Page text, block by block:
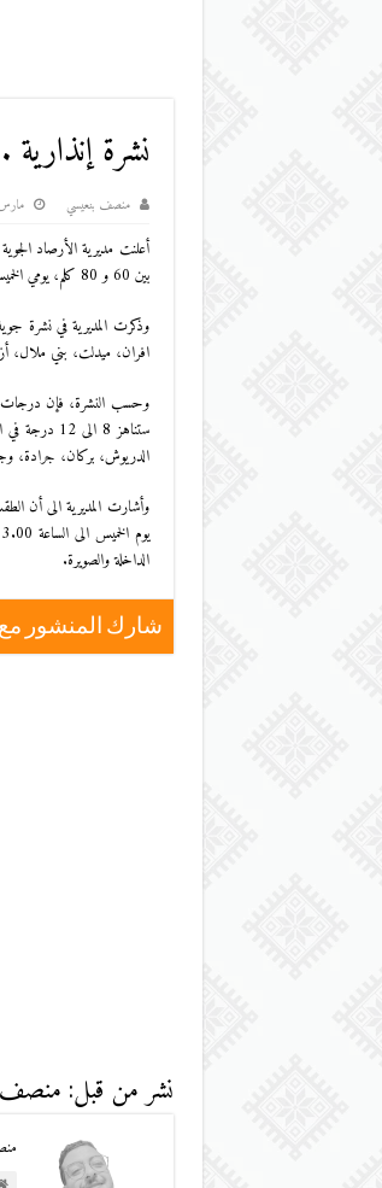
نشرة
منصف بنعيسي مارس 22,
بين 60 و 80 كلم، يومي الخميس والجمعة المقبلين في العديد من مناطق المملكة.
وذكرت المديرية في نشرة
افران، ميدلت، بني ملال،
ستناهز 8
الدريوش، بركان، جرادة،
الداخلة والصويرة.
شارك المنشور
نشر من قبل: منصف